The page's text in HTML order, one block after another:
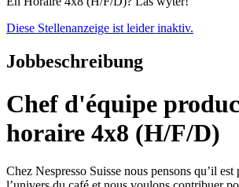
Diese Stellenanzeige ist leider inaktiv.
Jobbeschreibung
Chef d'équipe
horaire 4x8 (H/F/D)
Chez Nespresso Suisse nous pensons qu’il est